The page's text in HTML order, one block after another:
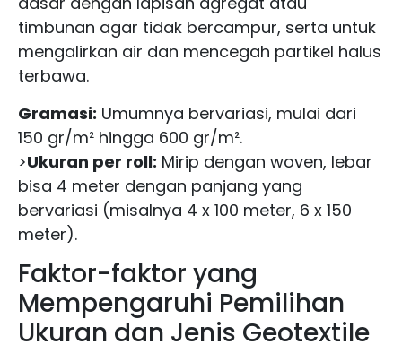
timbunan agar tidak bercampur, serta untuk
mengalirkan air dan mencegah partikel halus
terbawa.
Gramasi: Umumnya bervariasi, mulai dari
150 gr/m² hingga 600 gr/m².
>Ukuran per roll: Mirip dengan woven, lebar
bisa 4 meter dengan panjang yang
bervariasi (misalnya 4 x 100 meter, 6 x 150
meter).
Faktor-faktor yang
Mempengaruhi Pemilihan
Ukuran dan Jenis Geotextile